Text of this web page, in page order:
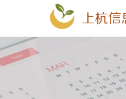
上杭信